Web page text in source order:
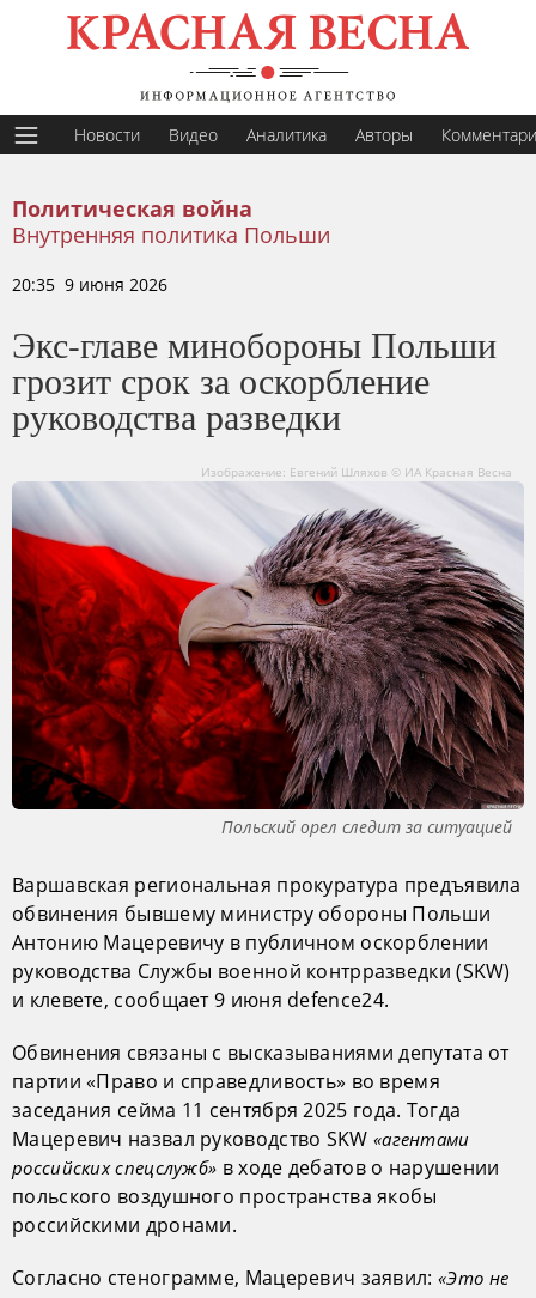
Новости Видео Аналитика Авторы
Политическая война
Внутренняя политика Польши
20:35 9 июня 2026
Экс-главе минобороны Польши
грозит срок за оскорбление
руководства разведки
Изображение: Евгений Шляхов © ИА Красная Весна
Польский орел следит за ситуацией
Варшавская региональная прокуратура предъявила
обвинения бывшему министру обороны Польши
Антонию Мацеревичу в публичном оскорблении
руководства Службы военной контрразведки (SKW)
и клевете, сообщает 9 июня defence24.
Обвинения связаны с высказываниями депутата от
партии «Право и справедливость» во время
заседания сейма 11 сентября 2025 года. Тогда
Мацеревич назвал руководство SKW «агентами
российских спецслужб» в ходе дебатов о нарушении
польского воздушного пространства якобы
российскими дронами.
Согласно стенограмме, Мацеревич заявил: «Это не